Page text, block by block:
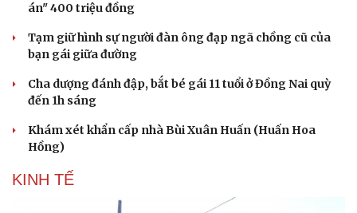
án" 400 triệu đồng
Tạm giữ hình sự người đàn ông đạp ngã chồng cũ của
bạn gái giữa đường
Cha dượng đánh đập, bắt bé gái 11 tuổi ở Đồng Nai quỳ
đến 1h sáng
Khám xét khẩn cấp nhà Bùi Xuân Huấn (Huấn Hoa
Hồng)
KINH TẾ